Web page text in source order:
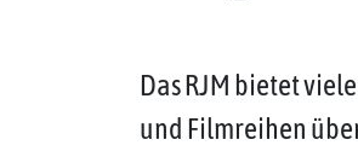
Das RJM bietet
und Filmreihen